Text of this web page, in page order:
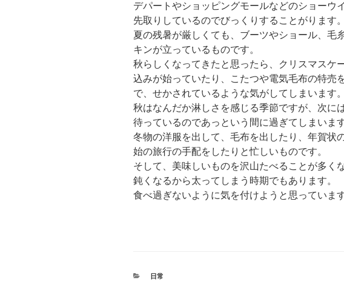
デパートやショッピングモールなどのショーウ
先取りしているのでびっくりすることがります。
夏の残暑が厳しくても、ブーツやショール、毛
キンが立っているものです。
秋らしくなってきたと思ったら、クリスマスケ
込みが始っていたり、こたつや電気毛布の特売
で、せかされているような気がしてしまいます。
秋はなんだか淋しさを感じる季節ですが、次に
待っているのであっという間に過ぎてしまいます
冬物の洋服を出して、毛布を出したり、年賀状
始の旅行の手配をしたりと忙しいものです。
そして、美味しいものを沢山たべることが多く
鈍くなるから太ってしまう時期でもあります。
食べ過ぎないように気を付けようと思っています
カ
日常